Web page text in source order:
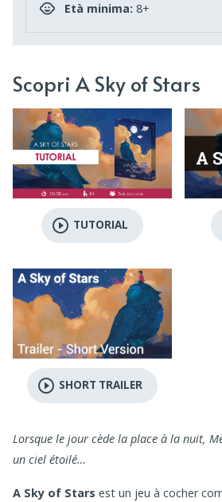
Età minima: 8+
Scopri A Sky of Stars
play_circle_outline TUTORIAL
play_circle_outline SHORT TRAILER
Lorsque le jour cède la place à la nuit,
un ciel étoilé…
A Sky of Stars est un jeu à cocher